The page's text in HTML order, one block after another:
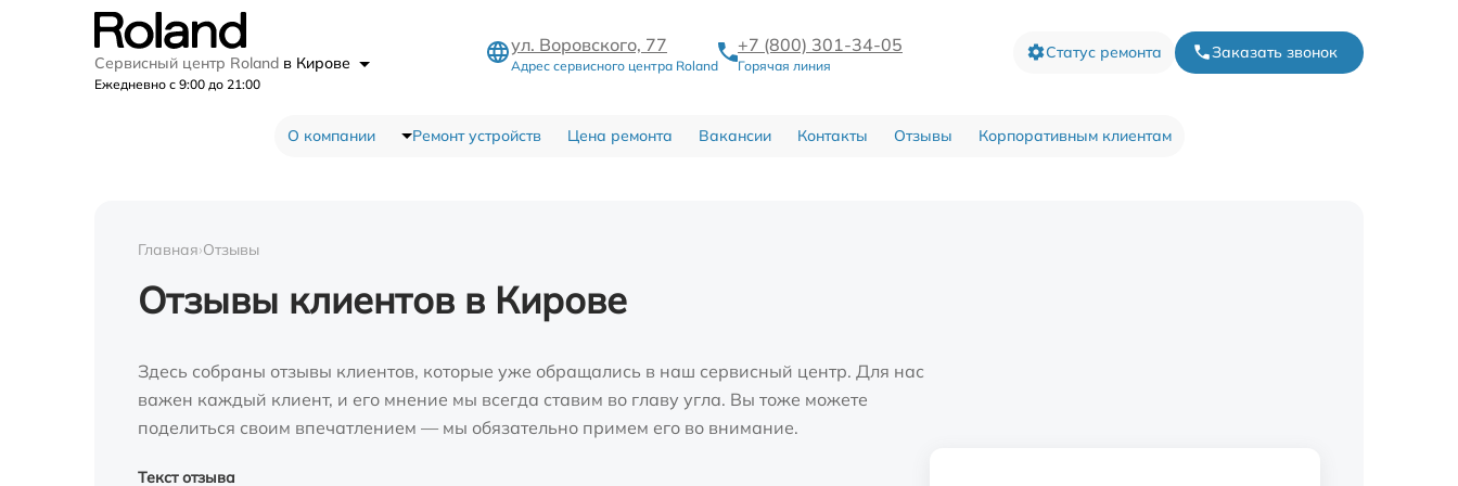
Сервисный центр Roland в Кирове
Ежедневно с 9:00 до 21:00
ул. Воровского, 77
Адрес сервисного центра Roland
+7 (800) 301-34-05
Горячая линия
Статус ремонта Заказать звонок
О компании Ремонт устройств Цена ремонта Вакансии Контакты Отзывы Корпоративным клиентам
Главная›Отзывы
Отзывы клиентов в Кирове
Здесь собраны отзывы клиентов, которые уже обращались в наш сервисный центр. Для нас
важен каждый клиент, и его мнение мы всегда ставим во главу угла. Вы тоже можете
поделиться своим впечатлением — мы обязательно примем его во внимание.
Текст отзыва